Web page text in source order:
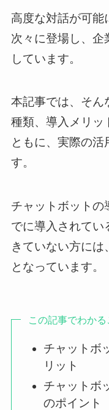
高度な対話が可能
次々に登場し、企
しています。
本記事では、そん
種類、導入メリッ
ともに、実際の活
す。
チャットボットの
でに導入されてい
きていない方に
となっています。
この記事でわかる
チャットボ
リット
チャットボ
のポイント